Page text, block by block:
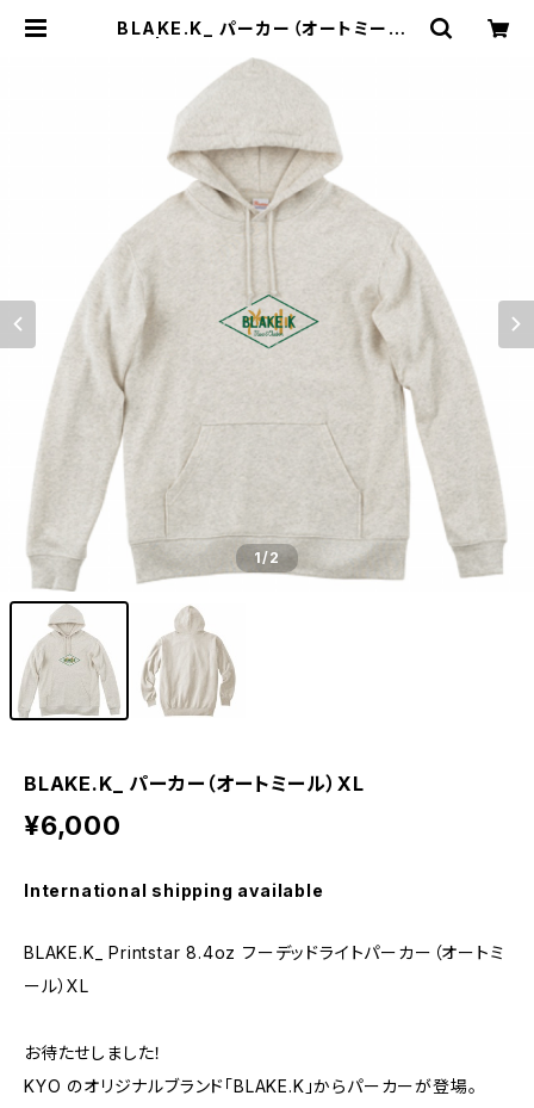
BLAKE.K_ パーカー（オートミール）
アパートメン堂」
1/2
BLAKE.K_ パーカー（オートミール）XL
¥6,000
International shipping available
BLAKE.K_ Printstar 8.4oz フーデッドライトパーカー（オートミ
ール）XL
お待たせしました！
KYO のオリジナルブランド「BLAKE.K」からパーカーが登場。